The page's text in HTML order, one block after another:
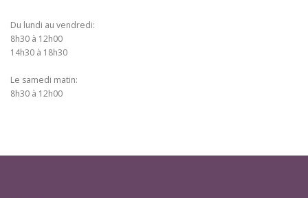
Du lundi au vendredi:
8h30 à 12h00
14h30 à 18h30
Le samedi matin:
8h30 à 12h00